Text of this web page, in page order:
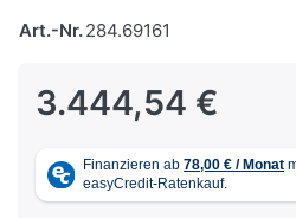
Art.-Nr.284.69161
3.444,54 €